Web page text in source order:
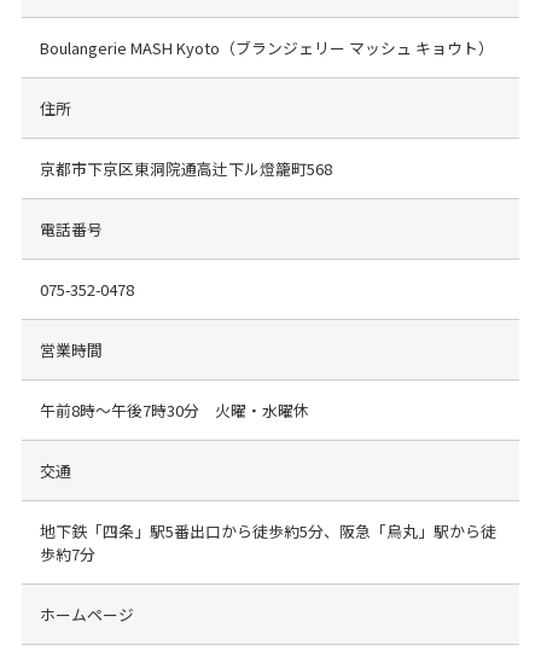
Boulangerie MASH Kyoto（ブランジェリー マッシュ キョウト）
住所
京都市下京区東洞院通高辻下ル燈籠町568
電話番号
075-352-0478
営業時間
午前8時～午後7時30分 火曜・水曜休
交通
地下鉄「四条」駅5番出口から徒歩約5分、阪急「烏丸」駅から徒
歩約7分
ホームページ